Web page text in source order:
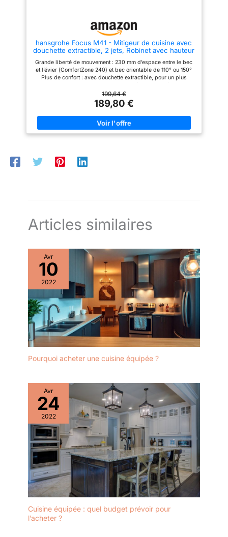
hansgrohe Focus M41 - Mitigeur de cuisine avec
douchette extractible, 2 jets, Robinet avec hauteur
et extensible, Chromé, 31815000
Grande liberté de mouvement : 230 mm d’espace entre le bec
et l’évier (ComfortZone 240) et bec orientable de 110° ou 150°
Plus de confort : avec douchette extractible, pour un plus
légumes Design intemporel : sa silhouette galbée et ses
surfaces arrondies sans arêtes vives apportent une touche
personnelle et s’harmonisent avec tous les éviers de cuisine
modernes Deux types de jets d’une simple pression sur un
bouton : Le jet laminaire remplit les casseroles en un clin d’œil,
tandis que le jet de la douchette nettoie les fruits et légumes
DN15 avec des flexibles G⅜, nécessite un perçage pour
199,64 €
189,80 €
Articles similaires
Avr
10
2022
Pourquoi acheter une cuisine équipée ?
Avr
24
2022
Cuisine équipée : quel budget prévoir pour
l’acheter ?